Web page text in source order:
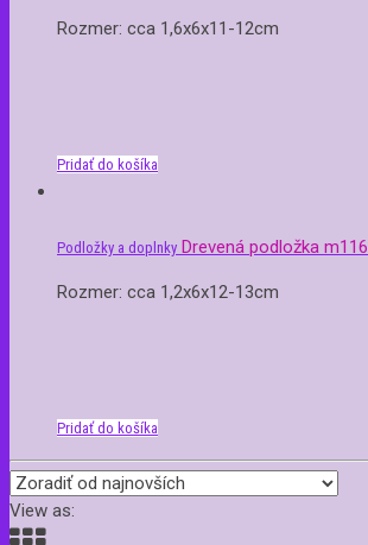
Rozmer: cca 1,6x6x11-12cm
Pridať do košíka
Podložky a doplnky Drevená podložka m116
Rozmer: cca 1,2x6x12-13cm
Pridať do košíka
View as: